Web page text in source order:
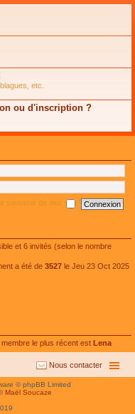
etc.
ou d'inscription ?
souvenir de moi
et 6 invités (selon le nombre
a été de 3527 le Jeu 23 Oct 2025
le plus récent est Lena
Nous contacter
© phpBB Limited
Maël Soucaze